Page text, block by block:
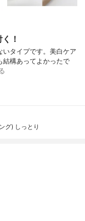
！
いタイプです。美白ケア
結構あってよかったで
グ) しっとり